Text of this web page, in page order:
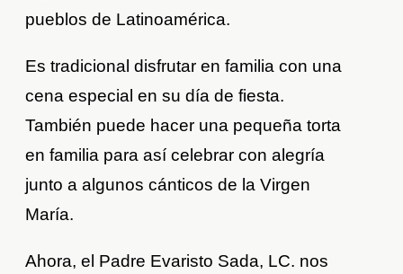
pueblos de Latinoamérica.
Es tradicional disfrutar en familia con una
cena especial en su día de fiesta.
También puede hacer una pequeña torta
en familia para así celebrar con alegría
junto a algunos cánticos de la Virgen
María.
Ahora, el Padre Evaristo Sada, LC. nos